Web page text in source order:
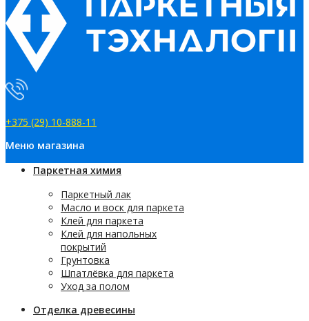
+375 (29) 10-888-11
Меню магазина
Паркетная химия
Паркетный лак
Масло и воск для паркета
Клей для паркета
Клей для напольных
покрытий
Грунтовка
Шпатлёвка для паркета
Уход за полом
Отделка древесины